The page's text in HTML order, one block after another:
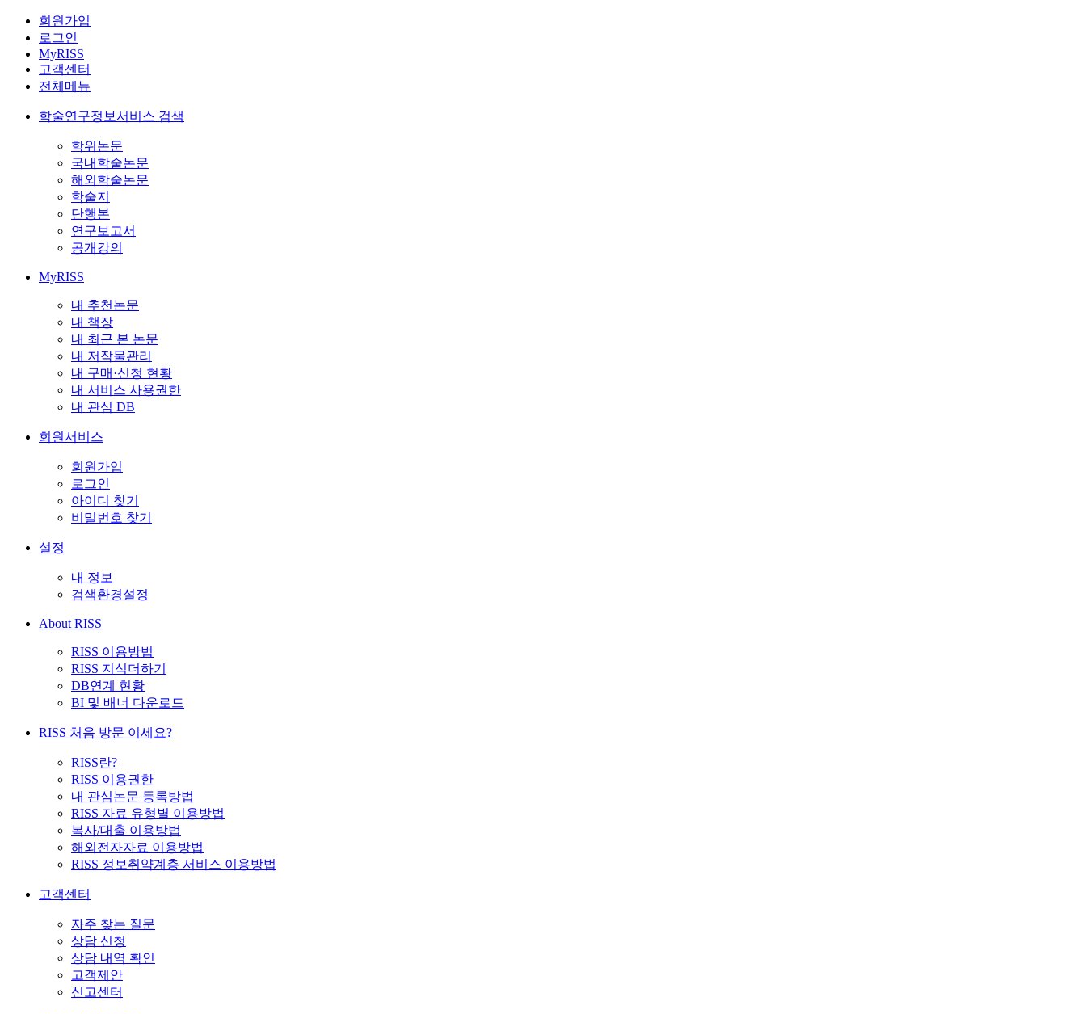
회원가입
로그인
MyRISS
고객센터
전체메뉴
학술연구정보서비스 검색
학위논문
국내학술논문
해외학술논문
학술지
단행본
연구보고서
공개강의
MyRISS
내 추천논문
내 책장
내 최근 본 논문
내 저작물관리
내 구매·신청 현황
내 서비스 사용권한
내 관심 DB
회원서비스
회원가입
로그인
아이디 찾기
비밀번호 찾기
설정
내 정보
검색환경설정
About RISS
RISS 이용방법
RISS 지식더하기
DB연계 현황
BI 및 배너 다운로드
RISS 처음 방문 이세요?
RISS란?
RISS 이용권한
내 관심논문 등록방법
RISS 자료 유형별 이용방법
복사/대출 이용방법
해외전자자료 이용방법
RISS 정보취약계층 서비스 이용방법
고객센터
자주 찾는 질문
상담 신청
상담 내역 확인
고객제안
신고센터